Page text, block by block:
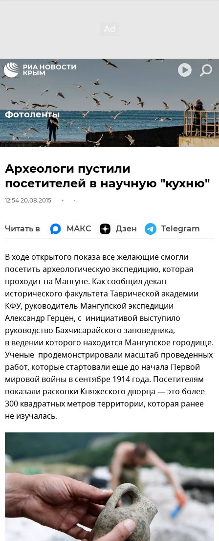
Фотоленты
Археологи пустили
посетителей в научную "кухню"
12:54 20.08.2015
Читать в МАКС Дзен Telegram
В ходе открытого показа все желающие смогли
посетить археологическую экспедицию, которая
проходит на Мангупе. Как сообщил декан
исторического факультета Таврической академии
КФУ, руководитель Мангупской экспедиции
Александр Герцен, с инициативой выступило
руководство Бахчисарайского заповедника,
в ведении которого находится Мангупское городище.
Ученые продемонстрировали масштаб проведенных
работ, которые стартовали еще до начала Первой
мировой войны в сентябре 1914 года. Посетителям
показали раскопки Княжеского дворца — это более
300 квадратных метров территории, которая ранее
не изучалась.